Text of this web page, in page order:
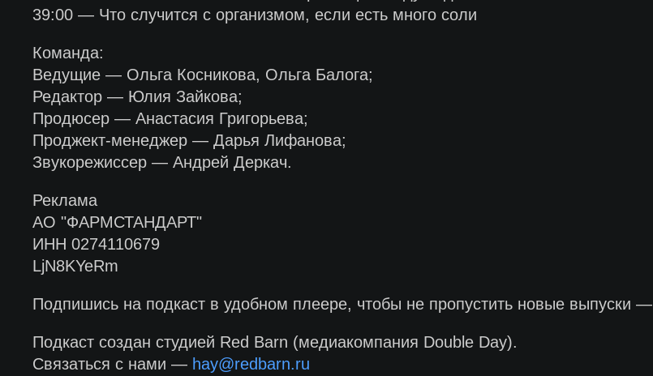
39:00 — Что случится с организмом, если есть много соли
Команда:
Ведущие — Ольга Косникова, Ольга Балога;
Редактор — Юлия Зайкова;
Продюсер — Анастасия Григорьева;
Проджект-менеджер — Дарья Лифанова;
Звукорежиссер — Андрей Деркач.
Реклама
АО "ФАРМСТАНДАРТ"
ИНН 0274110679
LjN8KYeRm
Подпишись на подкаст в удобном плеере, чтобы не пропустить новые выпуски —
Подкаст создан студией Red Barn (медиакомпания Double Day).
Связаться с нами — hay@redbarn.ru